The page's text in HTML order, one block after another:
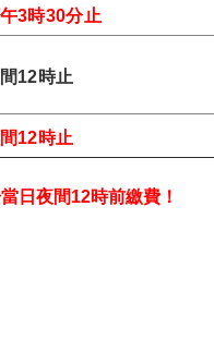
3時30分止
12時止
12時止
日夜間12時前繳費！